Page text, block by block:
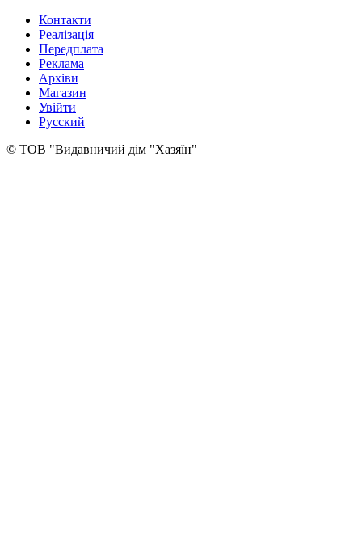
Контакти
Реалізація
Передплата
Реклама
Архіви
Магазин
Увійти
Русский
© ТОВ "Видавничий дім "Хазяїн"